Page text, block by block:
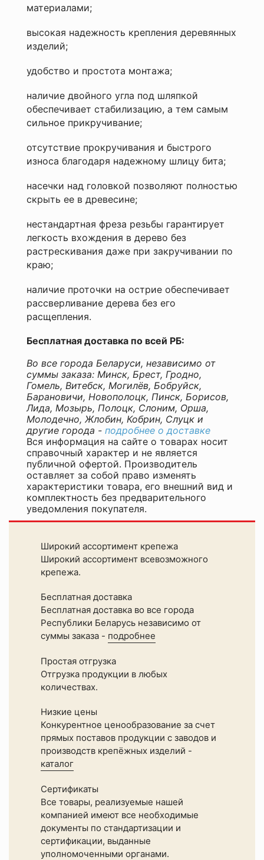
материалами;
высокая надежность крепления деревянных
изделий;
удобство и простота монтажа;
наличие двойного угла под шляпкой
обеспечивает стабилизацию, а тем самым
сильное прикручивание;
отсутствие прокручивания и быстрого
износа благодаря надежному шлицу бита;
насечки над головкой позволяют полностью
скрыть ее в древесине;
нестандартная фреза резьбы гарантирует
легкость вхождения в дерево без
растрескивания даже при закручивании по
краю;
наличие проточки на острие обеспечивает
рассверливание дерева без его
расщепления.
древесины.
мм
3,5
Длина,
30
шлица
TORX
15
дерева
Да
Ваше
имя
Я
с
Политикой
данного
сайта
Бесплатная доставка по всей РБ:
Во все города Беларуси, независимо от
суммы заказа: Минск, Брест, Гродно,
Гомель, Витебск, Могилёв, Бобруйск,
Барановичи, Новополоцк, Пинск, Борисов,
Лида, Мозырь, Полоцк, Слоним, Орша,
Молодечно, Жлобин, Кобрин, Слуцк и
другие города - подробнее о доставке
Вся информация на сайте о товарах носит
справочный характер и не является
публичной офертой. Производитель
оставляет за собой право изменять
характеристики товара, его внешний вид и
комплектность без предварительного
уведомления покупателя.
Широкий ассортимент крепежа
Широкий ассортимент всевозможного
крепежа.
Бесплатная доставка
Бесплатная доставка во все города
Республики Беларусь независимо от
суммы заказа - подробнее
Простая отгрузка
Отгрузка продукции в любых
количествах.
Низкие цены
Конкурентное ценообразование за счет
прямых поставов продукции с заводов и
производств крепёжных изделий -
каталог
Сертификаты
Все товары, реализуемые нашей
компанией имеют все необходимые
документы по стандартизации и
сертификации, выданные
уполномоченными органами.